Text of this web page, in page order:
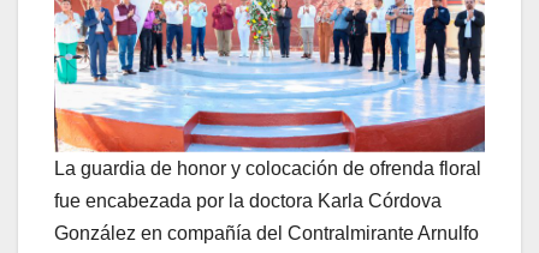
La guardia de honor y colocación de ofrenda floral
fue encabezada por la doctora Karla Córdova
González en compañía del Contralmirante Arnulfo